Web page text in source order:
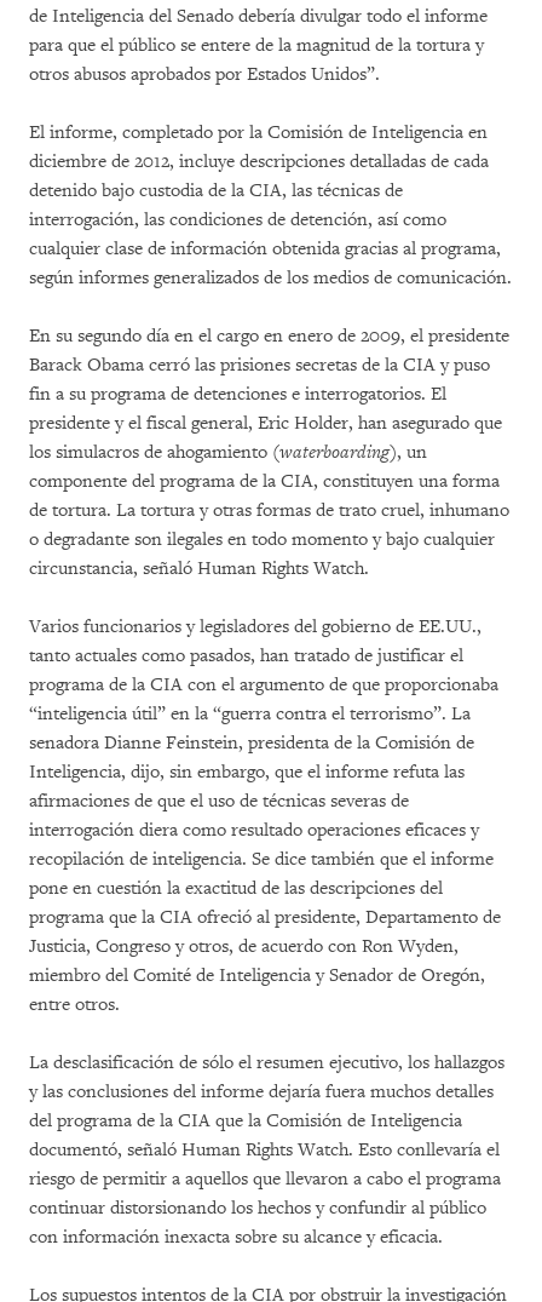
de Inteligencia del Senado debería divulgar todo el informe
para que el público se entere de la magnitud de la tortura y
otros abusos aprobados por Estados Unidos”.
El informe, completado por la Comisión de Inteligencia en
diciembre de 2012, incluye descripciones detalladas de cada
detenido bajo custodia de la CIA, las técnicas de
interrogación, las condiciones de detención, así como
cualquier clase de información obtenida gracias al programa,
según informes generalizados de los medios de comunicación.
En su segundo día en el cargo en enero de 2009, el presidente
Barack Obama cerró las prisiones secretas de la CIA y puso
fin a su programa de detenciones e interrogatorios. El
presidente y el fiscal general, Eric Holder, han asegurado que
los simulacros de ahogamiento (waterboarding), un
componente del programa de la CIA, constituyen una forma
de tortura. La tortura y otras formas de trato cruel, inhumano
o degradante son ilegales en todo momento y bajo cualquier
circunstancia, señaló Human Rights Watch.
Varios funcionarios y legisladores del gobierno de EE.UU.,
tanto actuales como pasados, han tratado de justificar el
programa de la CIA con el argumento de que proporcionaba
“inteligencia útil” en la “guerra contra el terrorismo”. La
senadora Dianne Feinstein, presidenta de la Comisión de
Inteligencia, dijo, sin embargo, que el informe refuta las
afirmaciones de que el uso de técnicas severas de
interrogación diera como resultado operaciones eficaces y
recopilación de inteligencia. Se dice también que el informe
pone en cuestión la exactitud de las descripciones del
programa que la CIA ofreció al presidente, Departamento de
Justicia, Congreso y otros, de acuerdo con Ron Wyden,
miembro del Comité de Inteligencia y Senador de Oregón,
entre otros.
La desclasificación de sólo el resumen ejecutivo, los hallazgos
y las conclusiones del informe dejaría fuera muchos detalles
del programa de la CIA que la Comisión de Inteligencia
documentó, señaló Human Rights Watch. Esto conllevaría el
riesgo de permitir a aquellos que llevaron a cabo el programa
continuar distorsionando los hechos y confundir al público
con información inexacta sobre su alcance y eficacia.
Los supuestos intentos de la CIA por obstruir la investigación